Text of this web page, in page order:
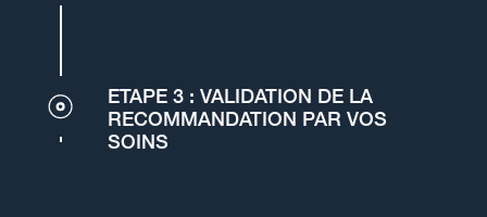
ETAPE 3 : VALIDATION DE LA
RECOMMANDATION PAR VOS
SOINS